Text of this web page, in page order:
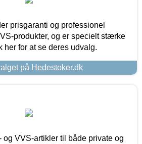
prisgaranti og professionel
produkter, og er specielt stærke
her for at se deres udvalg.
på Hedestoker.dk
VVS-artikler til både private og